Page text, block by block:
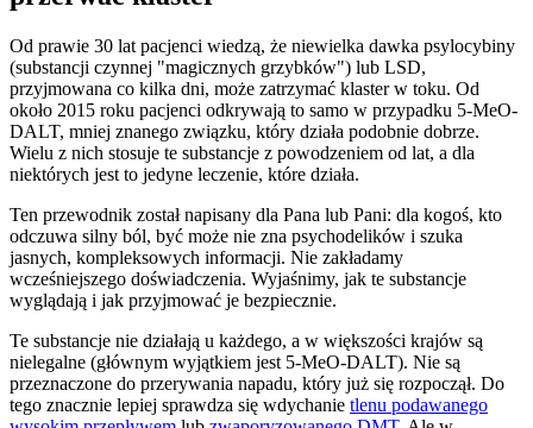
Od prawie 30 lat pacjenci wiedzą, że niewielka dawka psylocybiny
(substancji czynnej "magicznych grzybków") lub LSD,
przyjmowana co kilka dni, może zatrzymać klaster w toku. Od
około 2015 roku pacjenci odkrywają to samo w przypadku 5-MeO-
DALT, mniej znanego związku, który działa podobnie dobrze.
Wielu z nich stosuje te substancje z powodzeniem od lat, a dla
niektórych jest to jedyne leczenie, które działa.
Ten przewodnik został napisany dla Pana lub Pani: dla kogoś, kto
odczuwa silny ból, być może nie zna psychodelików i szuka
jasnych, kompleksowych informacji. Nie zakładamy
wcześniejszego doświadczenia. Wyjaśnimy, jak te substancje
wyglądają i jak przyjmować je bezpiecznie.
Te substancje nie działają u każdego, a w większości krajów są
nielegalne (głównym wyjątkiem jest 5-MeO-DALT). Nie są
przeznaczone do przerywania napadu, który już się rozpoczął. Do
tego znacznie lepiej sprawdza się wdychanie tlenu podawanego